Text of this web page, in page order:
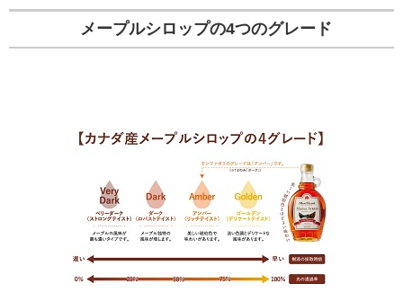
メープルシロップの4つのグレード